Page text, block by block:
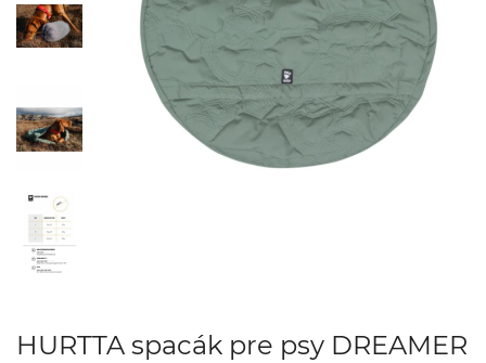
HURTTA spacák pre psy DREAMER